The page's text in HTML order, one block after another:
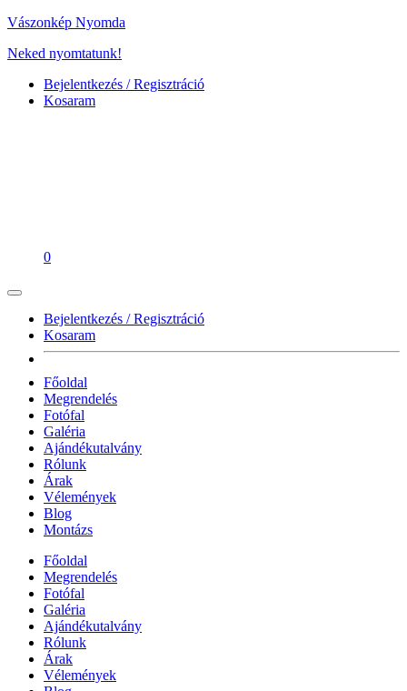
Vászonkép Nyomda
Neked nyomtatunk!
Bejelentkezés / Regisztráció
Kosaram
0
Bejelentkezés / Regisztráció
Kosaram
Főoldal
Megrendelés
Fotófal
Galéria
Ajándékutalvány
Rólunk
Árak
Vélemények
Blog
Montázs
Főoldal
Megrendelés
Fotófal
Galéria
Ajándékutalvány
Rólunk
Árak
Vélemények